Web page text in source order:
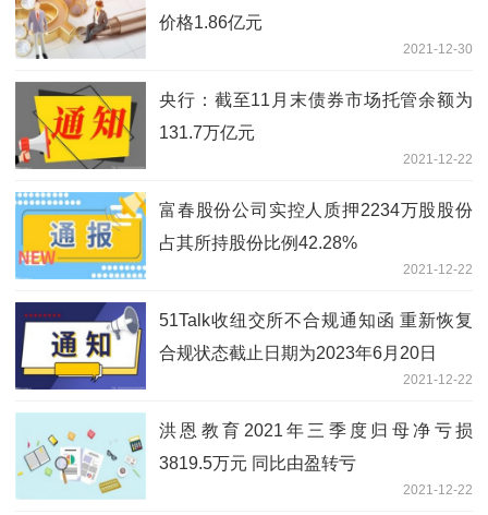
价格1.86亿元
2021-12-30
央行：截至11月末债券市场托管余额为
131.7万亿元
2021-12-22
富春股份公司实控人质押2234万股股份
占其所持股份比例42.28%
2021-12-22
51Talk收纽交所不合规通知函 重新恢复
合规状态截止日期为2023年6月20日
2021-12-22
洪恩教育2021年三季度归母净亏损
3819.5万元 同比由盈转亏
2021-12-22